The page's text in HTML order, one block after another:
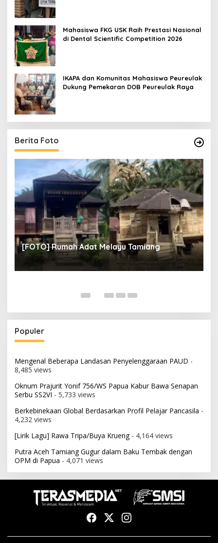
Mahasiswa FKG USK Raih Prestasi Nasional
di Dental Scientific Competition 2026
IKAPA dan Komunitas Mahasiswa Peureulak
Dukung Pemekaran DOB Peureulak Raya
Berita Foto
[FOTO] Rumah Adat Melayu Tamiang
Populer
Mengenal Beberapa Landasan Penyelenggaraan PAUD -
8,485 views
Oknum Prajurit Yonif 756/WS Papua Kabur Bawa Senapan
Serbu SS2VI - 5,733 views
Berkebinekaan Global Berdasarkan Profil Pelajar Pancasila -
4,232 views
[Lirik Lagu] Rawa Tripa/Buya Krueng- 4,164 views
Putra Aceh Tamiang Gugur dalam Baku Tembak dengan
OPM di Papua - 4,071 views